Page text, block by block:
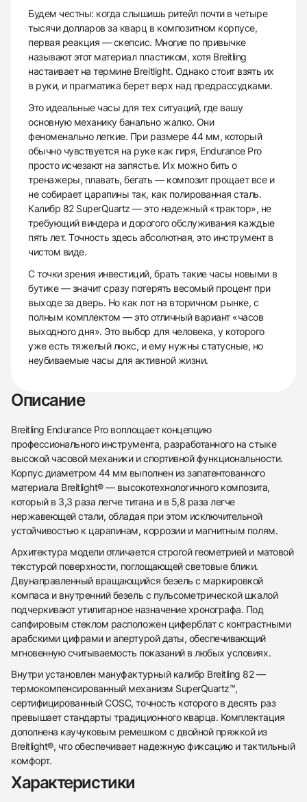
438
285
145
142
205
204
195
150
6
Будем честны: когда слышишь ритейл почти в четыре
тысячи долларов за кварц в композитном корпусе,
первая реакция — скепсис. Многие по привычке
называют этот материал пластиком, хотя Breitling
настаивает на термине Breitlight. Однако стоит взять их
в руки, и прагматика берет верх над предрассудками.
Это идеальные часы для тех ситуаций, где вашу
основную механику банально жалко. Они
феноменально легкие. При размере 44 мм, который
обычно чувствуется на руке как гиря, Endurance Pro
просто исчезают на запястье. Их можно бить о
тренажеры, плавать, бегать — композит прощает все и
не собирает царапины так, как полированная сталь.
Калибр 82 SuperQuartz — это надежный «трактор», не
требующий виндера и дорогого обслуживания каждые
пять лет. Точность здесь абсолютная, это инструмент в
чистом виде.
С точки зрения инвестиций, брать такие часы новыми в
бутике — значит сразу потерять весомый процент при
выходе за дверь. Но как лот на вторичном рынке, с
полным комплектом — это отличный вариант «часов
выходного дня». Это выбор для человека, у которого
уже есть тяжелый люкс, и ему нужны статусные, но
неубиваемые часы для активной жизни.
Описание
Breitling Endurance Pro воплощает концепцию
профессионального инструмента, разработанного на стыке
высокой часовой механики и спортивной функциональности.
Корпус диаметром 44 мм выполнен из запатентованного
материала Breitlight® — высокотехнологичного композита,
который в 3,3 раза легче титана и в 5,8 раза легче
нержавеющей стали, обладая при этом исключительной
устойчивостью к царапинам, коррозии и магнитным полям.
Архитектура модели отличается строгой геометрией и матовой
текстурой поверхности, поглощающей световые блики.
Двунаправленный вращающийся безель с маркировкой
компаса и внутренний безель с пульсометрической шкалой
подчеркивают утилитарное назначение хронографа. Под
сапфировым стеклом расположен циферблат с контрастными
арабскими цифрами и апертурой даты, обеспечивающий
мгновенную считываемость показаний в любых условиях.
Внутри установлен мануфактурный калибр Breitling 82 —
термокомпенсированный механизм SuperQuartz™,
сертифицированный COSC, точность которого в десять раз
превышает стандарты традиционного кварца. Комплектация
дополнена каучуковым ремешком с двойной пряжкой из
Breitlight®, что обеспечивает надежную фиксацию и тактильный
комфорт.
Характеристики